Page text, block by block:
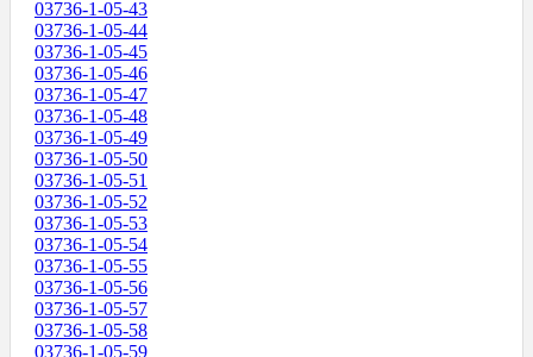
03736-1-05-43
03736-1-05-44
03736-1-05-45
03736-1-05-46
03736-1-05-47
03736-1-05-48
03736-1-05-49
03736-1-05-50
03736-1-05-51
03736-1-05-52
03736-1-05-53
03736-1-05-54
03736-1-05-55
03736-1-05-56
03736-1-05-57
03736-1-05-58
03736-1-05-59